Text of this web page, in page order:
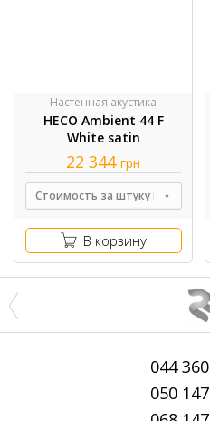
Настенная акустика
HECO Ambient 44 F
White satin
22 344 грн
Стоимость за штуку
В корзину
044
050